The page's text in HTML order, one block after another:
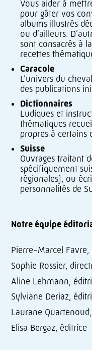
Vous aider à
pour gâter vos
albums illustrés
ou d’ailleurs.
sont consacrés à
recettes
Caracole
L’univers du
des publications
Dictionnaires
Ludiques et
thématiques
propres à certains
Suisse
Ouvrages traitant
spécifiquement
régionales), ou
personnalités de
Notre équipe
Pierre-Marcel
Sophie Rossier,
Aline Lehmann,
Sylviane Deriaz,
Laurane
Elisa Bergaz, éditrice